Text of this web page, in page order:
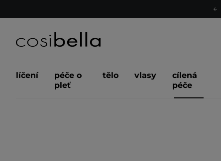
líčení
péče o
pleť
tělo vlasy
cílená
péče